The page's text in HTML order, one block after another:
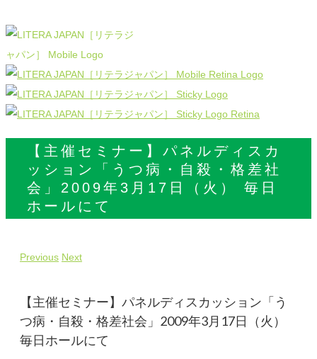
【主催セミナー】パネルディスカ
ッション「うつ病・自殺・格差社
会」2009年3月17日（火） 毎日
ホールにて
Previous Next
【主催セミナー】パネルディスカッション「う
つ病・自殺・格差社会」2009年3月17日（火）
毎日ホールにて